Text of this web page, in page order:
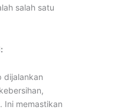
salah satu
dijalankan
Ini memastikan